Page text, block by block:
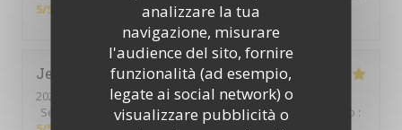
analizzare la tua
navigazione, misurare
l'audience del sito, fornire
funzionalità (ad esempio,
legate ai social network) o
visualizzare pubblicità o
5/5
Jennifer D
2025-12-13
- 12:30 - Ospiti 3
Servizio
Atmosfera:5/5 Cucina: 5/5 Qualità / Prezzo :